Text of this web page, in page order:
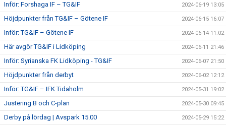
Inför: Forshaga IF – TG&IF 2024-06-19 13:05
Höjdpunkter från TG&IF – Götene IF 2024-06-15 16:07
Inför: TG&IF – Götene IF 2024-06-14 11:02
Här avgör TG&IF i Lidköping 2024-06-11 21:46
Inför: Syrianska FK Lidköping - TG&IF 2024-06-07 21:50
Höjdpunkter från derbyt 2024-06-02 12:12
Inför: TG&IF – IFK Tidaholm 2024-05-31 19:02
Justering B och C-plan 2024-05-30 09:45
Derby på lördag | Avspark 15.00 2024-05-29 15:22